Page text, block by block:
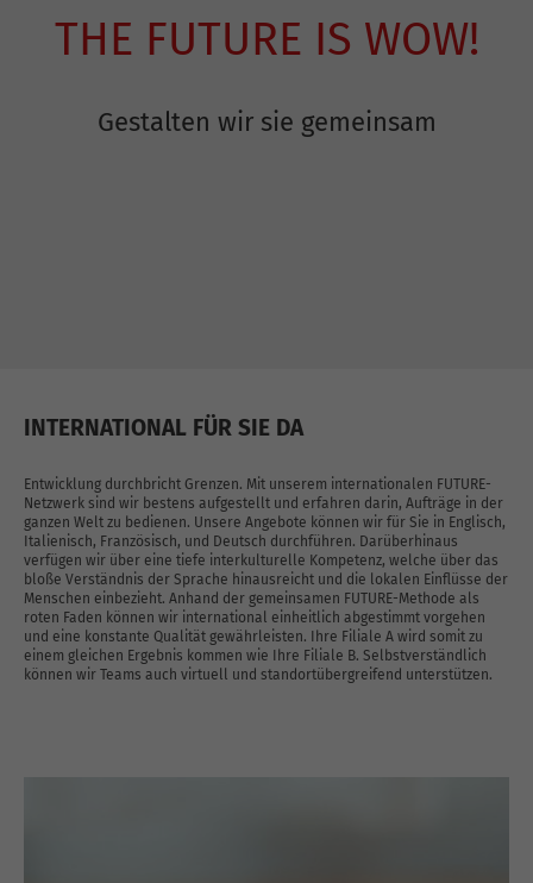
THE FUTURE IS WOW!
Gestalten wir sie gemeinsam
INTERNATIONAL FÜR SIE DA
Entwicklung durchbricht Grenzen. Mit unserem internationalen FUTURE-
Netzwerk sind wir bestens aufgestellt und erfahren darin, Aufträge in der
ganzen Welt zu bedienen. Unsere Angebote können wir für Sie in Englisch,
Italienisch, Französisch, und Deutsch durchführen. Darüberhinaus
verfügen wir über eine tiefe interkulturelle Kompetenz, welche über das
bloße Verständnis der Sprache hinausreicht und die lokalen Einflüsse der
Menschen einbezieht. Anhand der gemeinsamen FUTURE-Methode als
roten Faden können wir international einheitlich abgestimmt vorgehen
und eine konstante Qualität gewährleisten. Ihre Filiale A wird somit zu
einem gleichen Ergebnis kommen wie Ihre Filiale B. Selbstverständlich
können wir Teams auch virtuell und standortübergreifend unterstützen.